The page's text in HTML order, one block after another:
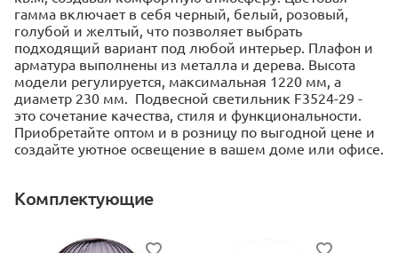
гамма включает в себя черный, белый, розовый,
голубой и желтый, что позволяет выбрать
подходящий вариант под любой интерьер. Плафон и
арматура выполнены из металла и дерева. Высота
модели регулируется, максимальная 1220 мм, а
диаметр 230 мм. Подвесной светильник F3524-29 -
это сочетание качества, стиля и функциональности.
Приобретайте оптом и в розницу по выгодной цене и
создайте уютное освещение в вашем доме или офисе.
Комплектующие